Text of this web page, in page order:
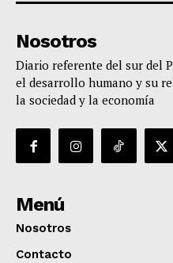
Nosotros
Diario referente del sur del
el desarrollo humano y su
la sociedad y la economía
Menú
Nosotros
Contacto